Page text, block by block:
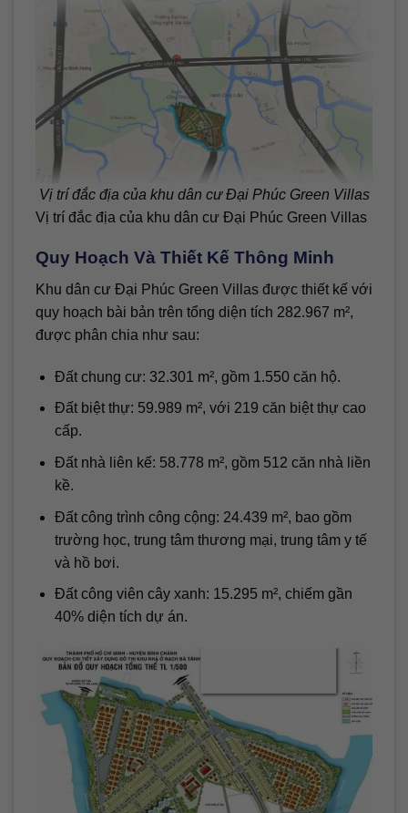
Vị trí đắc địa của khu dân cư Đại Phúc Green Villas
Vị trí đắc địa của khu dân cư Đại Phúc Green Villas
Quy Hoạch Và Thiết Kế Thông Minh
Khu dân cư Đại Phúc Green Villas được thiết kế với
quy hoạch bài bản trên tổng diện tích 282.967 m²,
được phân chia như sau:
Đất chung cư: 32.301 m², gồm 1.550 căn hộ.
Đất biệt thự: 59.989 m², với 219 căn biệt thự cao
cấp.
Đất nhà liên kế: 58.778 m², gồm 512 căn nhà liền
kề.
Đất công trình công cộng: 24.439 m², bao gồm
trường học, trung tâm thương mại, trung tâm y tế
và hồ bơi.
Đất công viên cây xanh: 15.295 m², chiếm gần
40% diện tích dự án.